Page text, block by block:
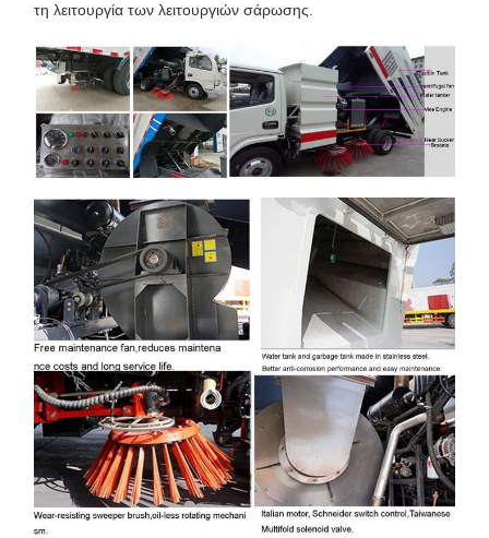
τη λειτουργία των λειτουργιών σάρωσης.